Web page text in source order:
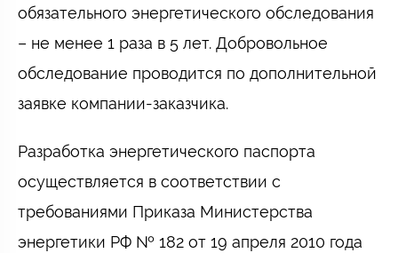
обязательного энергетического обследования
– не менее 1 раза в 5 лет. Добровольное
обследование проводится по дополнительной
заявке компании-заказчика.
Разработка энергетического паспорта
осуществляется в соответствии с
требованиями Приказа Министерства
энергетики РФ № 182 от 19 апреля 2010 года